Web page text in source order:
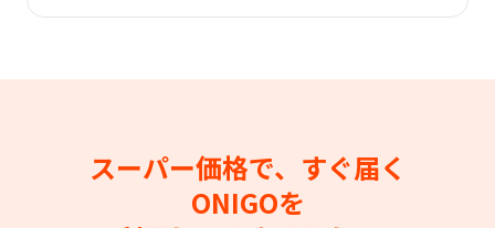
スーパー価格で、すぐ届く
ONIGOを